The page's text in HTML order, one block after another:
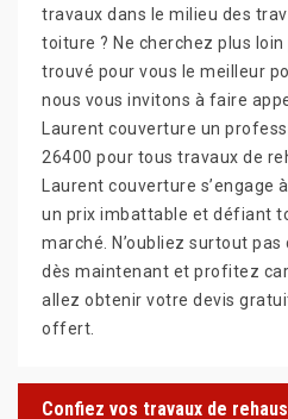
travaux dans le milieu des
toiture ? Ne cherchez plus
trouvé pour vous le meilleur
nous vous invitons à faire
Laurent couverture un
26400 pour tous travaux de
Laurent couverture
un prix imbattable et défiant
marché. N’oubliez surtout
dès maintenant et profitez
allez obtenir votre devis
offert.
Confiez vos travaux de